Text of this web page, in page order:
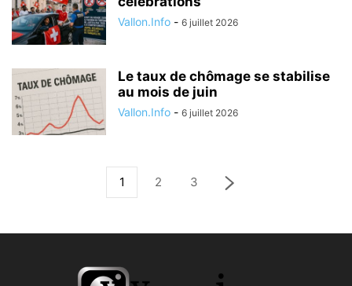
Vallon.Info - 6 juillet 2026
Le taux de chômage se stabilise
au mois de juin
Vallon.Info - 6 juillet 2026
1 2 3